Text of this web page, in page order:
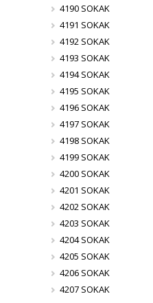
4190 SOKAK
4191 SOKAK
4192 SOKAK
4193 SOKAK
4194 SOKAK
4195 SOKAK
4196 SOKAK
4197 SOKAK
4198 SOKAK
4199 SOKAK
4200 SOKAK
4201 SOKAK
4202 SOKAK
4203 SOKAK
4204 SOKAK
4205 SOKAK
4206 SOKAK
4207 SOKAK